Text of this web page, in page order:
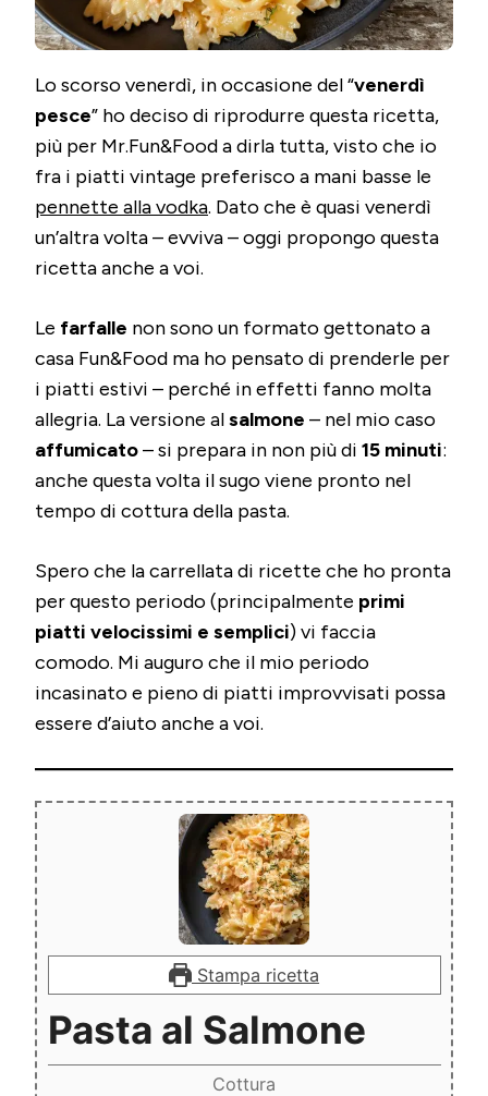
Lo scorso venerdì, in occasione del “venerdì
pesce” ho deciso di riprodurre questa ricetta,
più per Mr.Fun&Food a dirla tutta, visto che io
fra i piatti vintage preferisco a mani basse le
pennette alla vodka. Dato che è quasi venerdì
un’altra volta – evviva – oggi propongo questa
ricetta anche a voi.
Le farfalle non sono un formato gettonato a
casa Fun&Food ma ho pensato di prenderle per
i piatti estivi – perché in effetti fanno molta
allegria. La versione alsalmone – nel mio caso
affumicato– si prepara in non più di 15 minuti:
anche questa volta il sugo viene pronto nel
tempo di cottura della pasta.
Spero che la carrellata di ricette che ho pronta
per questo periodo (principalmente primi
piatti velocissimi e semplici) vi faccia
comodo. Mi auguro che il mio periodo
incasinato e pieno di piatti improvvisati possa
essere d’aiuto anche a voi.
Stampa ricetta
Pasta al Salmone
Cottura